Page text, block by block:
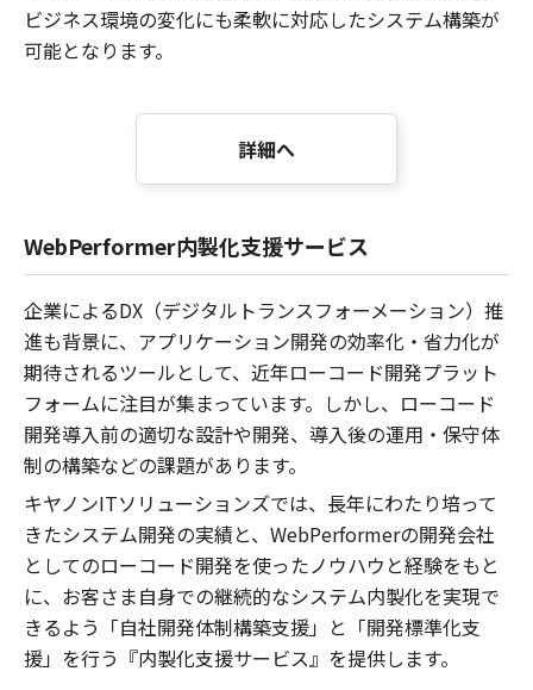
ビジネス環境の変化にも柔軟に対応したシステム構築が
可能となります。
詳細へ
WebPerformer内製化支援サービス
企業によるDX（デジタルトランスフォーメーション）推
進も背景に、アプリケーション開発の効率化・省力化が
期待されるツールとして、近年ローコード開発プラット
フォームに注目が集まっています。しかし、ローコード
開発導入前の適切な設計や開発、導入後の運用・保守体
制の構築などの課題があります。
キヤノンITソリューションズでは、長年にわたり培って
きたシステム開発の実績と、WebPerformerの開発会社
としてのローコード開発を使ったノウハウと経験をもと
に、お客さま自身での継続的なシステム内製化を実現で
きるよう「自社開発体制構築支援」と「開発標準化支
援」を行う『内製化支援サービス』を提供します。